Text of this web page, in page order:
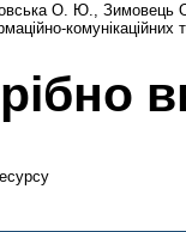
О. Ю., Зимовець
комунікаційних